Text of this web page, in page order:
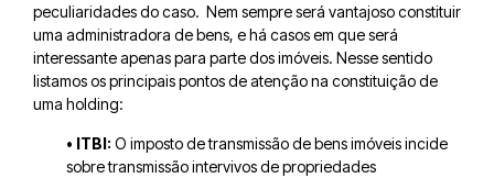
peculiaridades do caso. Nem sempre será vantajoso constituir
uma administradora de bens, e há casos em que será
interessante apenas para parte dos imóveis. Nesse sentido
listamos os principais pontos de atenção na constituição de
uma holding:
• ITBI: O imposto de transmissão de bens imóveis incide
sobre transmissão intervivos de propriedades